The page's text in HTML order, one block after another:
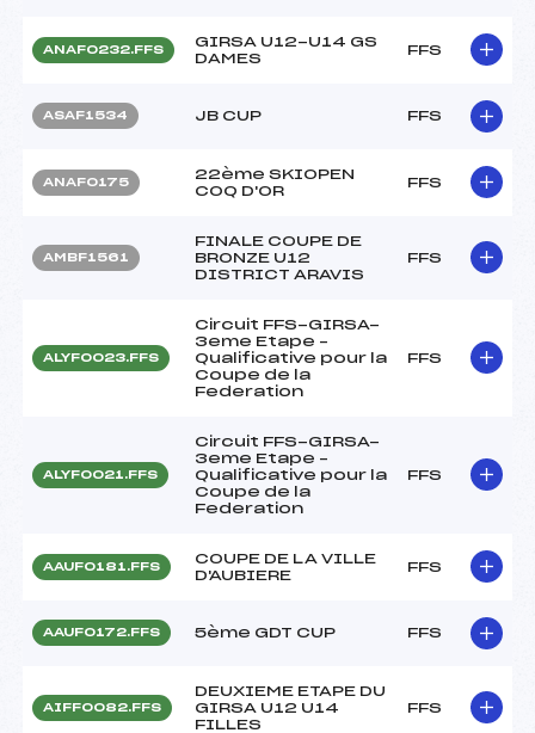
ANAF0232.FFS
GIRSA U12-U14 GS
DAMES
FFS
ASAF1534 JB CUP FFS
ANAF0175
22ème SKIOPEN
COQ D'OR
FFS
AMBF1561
FINALE COUPE DE
BRONZE U12
DISTRICT ARAVIS
FFS
ALYF0023.FFS
Circuit FFS-GIRSA-
3eme Etape –
Qualificative pour la
Coupe de la
Federation
FFS
ALYF0021.FFS
Circuit FFS-GIRSA-
3eme Etape –
Qualificative pour la
Coupe de la
Federation
FFS
AAUF0181.FFS
COUPE DE LA VILLE
D'AUBIERE
FFS
AAUF0172.FFS 5ème GDT CUP FFS
AIFF0082.FFS
DEUXIEME ETAPE DU
GIRSA U12 U14
FILLES
FFS